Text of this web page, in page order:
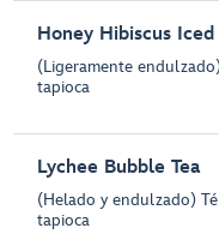
Honey Hibiscus Iced
(Ligeramente
tapioca
Lychee Bubble Tea
(Helado y endulzado)
tapioca